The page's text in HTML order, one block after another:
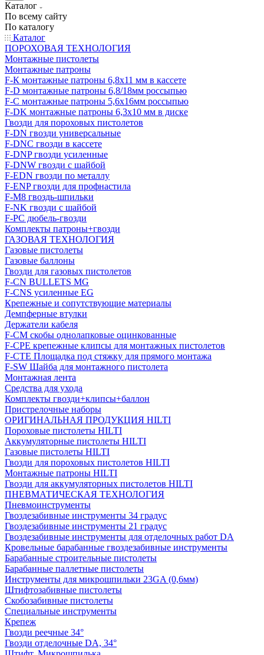
Каталог
По всему сайту
По каталогу
Каталог
ПОРОХОВАЯ ТЕХНОЛОГИЯ
Монтажные пистолеты
Монтажные патроны
F-К монтажные патроны 6,8х11 мм в кассете
F-D монтажные патроны 6,8/18мм россыпью
F-C монтажные патроны 5,6х16мм россыпью
F-DK монтажные патроны 6,3х10 мм в диске
Гвозди для пороховых пистолетов
F-DN гвозди универсальные
F-DNC гвозди в кассете
F-DNP гвозди усиленные
F-DNW гвозди с шайбой
F-EDN гвозди по металлу
F-ENP гвозди для профнастила
F-M8 гвоздь-шпильки
F-NK гвозди с шайбой
F-PC дюбель-гвозди
Комплекты патроны+гвозди
ГАЗОВАЯ ТЕХНОЛОГИЯ
Газовые пистолеты
Газовые баллоны
Гвозди для газовых пистолетов
F-CN BULLETS MG
F-CNS усиленные EG
Крепежные и сопутствующие материалы
Демпферные втулки
Держатели кабеля
F-CM скобы однолапковые оцинкованные
F-CPE крепежные клипсы для монтажных пистолетов
F-CTE Площадка под стяжку для прямого монтажа
F-SW Шайба для монтажного пистолета
Монтажная лента
Средства для ухода
Комплекты гвозди+клипсы+баллон
Пристрелочные наборы
ОРИГИНАЛЬНАЯ ПРОДУКЦИЯ HILTI
Пороховые пистолеты HILTI
Аккумуляторные пистолеты HILTI
Газовые пистолеты HILTI
Гвозди для пороховых пистолетов HILTI
Монтажные патроны HILTI
Гвозди для аккумуляторных пистолетов HILTI
ПНЕВМАТИЧЕСКАЯ ТЕХНОЛОГИЯ
Пневмоинструменты
Гвоздезабивные инструменты 34 градус
Гвоздезабивные инструменты 21 градус
Гвоздезабивные инструменты для отделочных работ DA
Кровельные барабанные гвоздезабивные инструменты
Барабанные строительные пистолеты
Барабанные паллетные пистолеты
Инструменты для микрошпильки 23GA (0,6мм)
Штифтозабивные пистолеты
Скобозабивные пистолеты
Специальные инструменты
Крепеж
Гвозди реечные 34°
Гвозди отделочные DA, 34°